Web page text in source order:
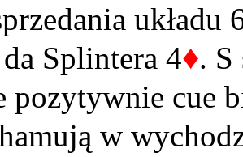
układu
Splintera 4♦. S
pozytywnie cue
w